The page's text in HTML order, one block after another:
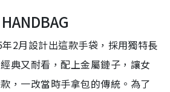
2月設計出這款手袋，採用獨特長
典又耐看，配上金屬鏈子，讓女
，一改當時手拿包的傳統。為了